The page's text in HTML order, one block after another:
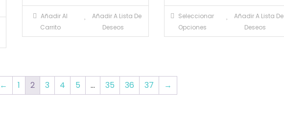
en
la
página
Añadir Al
Carrito
Añadir A Lista De
Deseos
Seleccionar
Opciones
Este
producto
tiene
Añadir A Lista De
Deseos
← 1 2 3 4 5 … 35 36 37 →